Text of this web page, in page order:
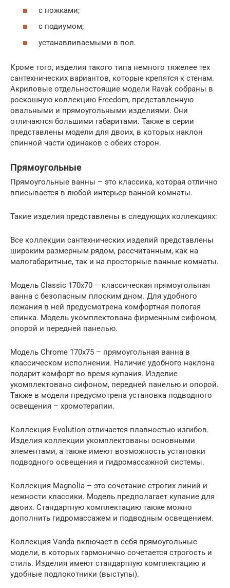
с ножками;
с подиумом;
устанавливаемыми в пол.
Кроме того, изделия такого типа немного тяжелее тех
сантехнических вариантов, которые крепятся к стенам.
Акриловые отдельностоящие модели Ravak собраны в
роскошную коллекцию Freedom, представленную
овальными и прямоугольными изделиями. Они
отличаются большими габаритами. Также в серии
представлены модели для двоих, в которых наклон
спинной части одинаков с обеих сторон.
Прямоугольные
Прямоугольные ванны – это классика, которая отлично
вписывается в любой интерьер ванной комнаты.
Такие изделия представлены в следующих коллекциях:
Все коллекции сантехнических изделий представлены
широким размерным рядом, рассчитанным, как на
малогабаритные, так и на просторные ванные комнаты.
Модель Classic 170х70 – классическая прямоугольная
ванна с безопасным плоским дном. Для удобного
лежания в ней предусмотрена комфортная пологая
спинка. Модель укомплектована фирменным сифоном,
опорой и передней панелью.
Модель Chrome 170х75 – прямоугольная ванна в
классическом исполнении. Наличие удобного наклона
подарит комфорт во время купания. Изделие
укомплектовано сифоном, передней панелью и опорой.
Также в модели предусмотрена установка подводного
освещения – хромотерапии.
Коллекция Evolution отличается плавностью изгибов.
Изделия коллекции укомплектованы основными
элементами, а также имеют возможность установки
подводного освещения и гидромассажной системы.
Коллекция Magnolia – это сочетание строгих линий и
нежности классики. Модель предполагает купание для
двоих. Стандартную комплектацию также можно
дополнить гидромассажем и подводным освещением.
Коллекция Vanda включает в себя прямоугольные
модели, в которых гармонично сочетается строгость и
стиль. Изделия имеют стандартную комплектацию и
удобные подлокотники (выступы).